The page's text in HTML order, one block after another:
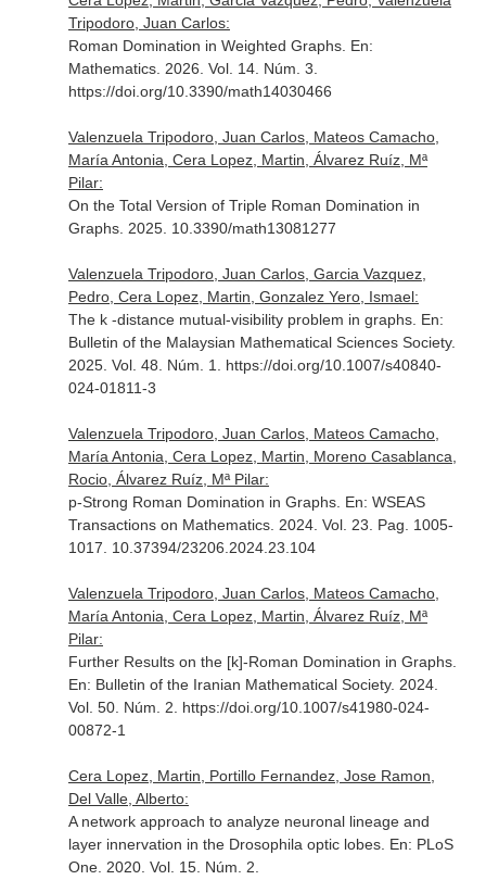
Tripodoro, Juan Carlos:
Roman Domination in Weighted Graphs. En:
Mathematics. 2026. Vol. 14. Núm. 3.
https://doi.org/10.3390/math14030466
Valenzuela Tripodoro, Juan Carlos, Mateos Camacho,
María Antonia, Cera Lopez, Martin, Álvarez Ruíz, Mª
Pilar:
On the Total Version of Triple Roman Domination in
Graphs. 2025. 10.3390/math13081277
Valenzuela Tripodoro, Juan Carlos, Garcia Vazquez,
Pedro, Cera Lopez, Martin, Gonzalez Yero, Ismael:
The k -distance mutual-visibility problem in graphs. En:
Bulletin of the Malaysian Mathematical Sciences Society.
2025. Vol. 48. Núm. 1. https://doi.org/10.1007/s40840-
024-01811-3
Valenzuela Tripodoro, Juan Carlos, Mateos Camacho,
María Antonia, Cera Lopez, Martin, Moreno Casablanca,
Rocio, Álvarez Ruíz, Mª Pilar:
p-Strong Roman Domination in Graphs. En: WSEAS
Transactions on Mathematics. 2024. Vol. 23. Pag. 1005-
1017. 10.37394/23206.2024.23.104
Valenzuela Tripodoro, Juan Carlos, Mateos Camacho,
María Antonia, Cera Lopez, Martin, Álvarez Ruíz, Mª
Pilar:
Further Results on the [k]-Roman Domination in Graphs.
En: Bulletin of the Iranian Mathematical Society. 2024.
Vol. 50. Núm. 2. https://doi.org/10.1007/s41980-024-
00872-1
Cera Lopez, Martin, Portillo Fernandez, Jose Ramon,
Del Valle, Alberto:
A network approach to analyze neuronal lineage and
layer innervation in the Drosophila optic lobes. En: PLoS
One. 2020. Vol. 15. Núm. 2.